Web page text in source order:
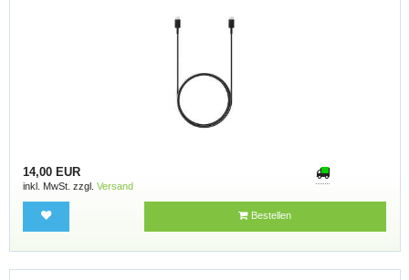
14,00 EUR
inkl. MwSt. zzgl. Versand
Bestellen